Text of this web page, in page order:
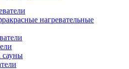
нагревательные
сауны